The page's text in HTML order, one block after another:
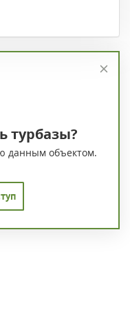
турбазы?
данным объектом.